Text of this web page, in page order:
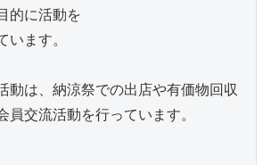
的に活動を
す。
納涼祭での出店や有価物回収
員交流活動を行っています。